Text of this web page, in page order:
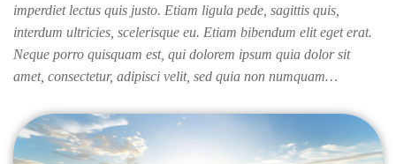
imperdiet lectus quis justo. Etiam ligula pede, sagittis quis,
interdum ultricies, scelerisque eu. Etiam bibendum elit eget erat.
Neque porro quisquam est, qui dolorem ipsum quia dolor sit
amet, consectetur, adipisci velit, sed quia non numquam…